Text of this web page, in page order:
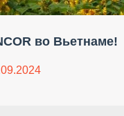
во Вьетнаме!